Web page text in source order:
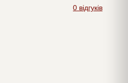
0 відгуків